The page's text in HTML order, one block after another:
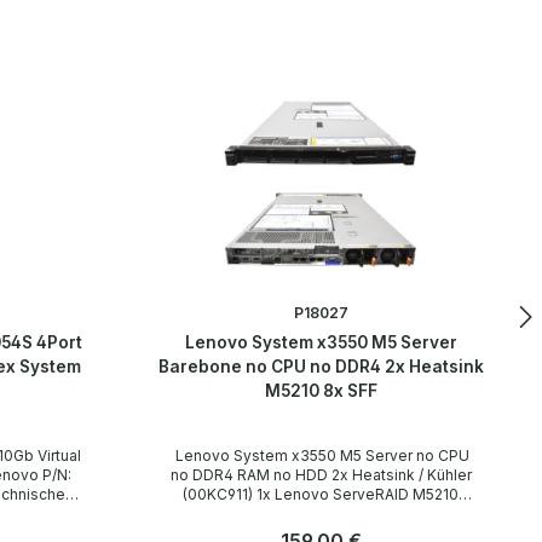
4Port
System
P18027
Lenovo System x3550 M5 Server
Barebone no CPU no DDR4 2x Heatsink
M5210 8x SFF
no DDR4 RAM no HDD 2x Heatsink / Kühler
(00KC911) 1x Lenovo ServeRAID M5210
Technische Daten Gehäuse Rack (1U 1HE)Regulärer Preis: